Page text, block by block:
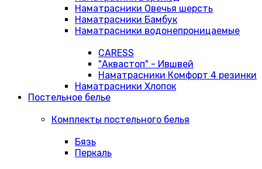
Наматрасники Овечья шерсть
Наматрасники Бамбук
Наматрасники водонепроницаемые
CARESS
"Аквастоп" - Ившвей
Наматрасники Комфорт 4 резинки
Наматрасники Хлопок
Постельное белье
Комплекты постельного белья
Бязь
Перкаль